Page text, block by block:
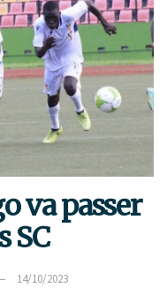
va passer
SC
14/10/2023